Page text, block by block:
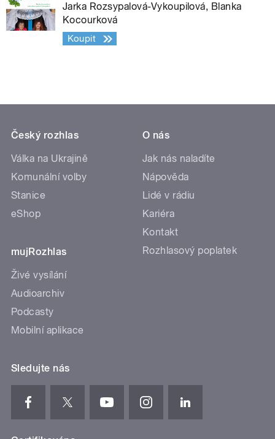
Jarka Rozsypalová-Vykoupilová, Blanka
Kocourková
Koupit
Český rozhlas
Válka na Ukrajině
Komunální volby
Stanice
eShop
mujRozhlas
Živé vysílání
Audioarchiv
Podcasty
Mobilní aplikace
O nás
Jak nás naladíte
Nápověda
Lidé v rádiu
Kariéra
Kontakt
Rozhlasový poplatek
Sledujte nás